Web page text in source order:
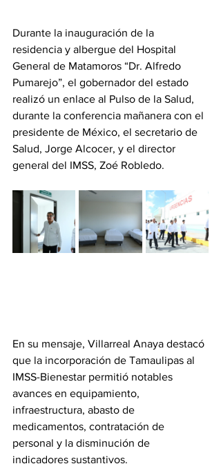
Durante la inauguración de la
residencia y albergue del Hospital
General de Matamoros “Dr. Alfredo
Pumarejo”, el gobernador del estado
realizó un enlace al Pulso de la Salud,
durante la conferencia mañanera con el
presidente de México, el secretario de
Salud, Jorge Alcocer, y el director
general del IMSS, Zoé Robledo.
En su mensaje, Villarreal Anaya destacó
que la incorporación de Tamaulipas al
IMSS-Bienestar permitió notables
avances en equipamiento,
infraestructura, abasto de
medicamentos, contratación de
personal y la disminución de
indicadores sustantivos.